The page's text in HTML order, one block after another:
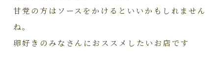
甘党の方はソースをかけるといいかもしれません
ね。
卵好きのみなさんにおススメしたいお店です